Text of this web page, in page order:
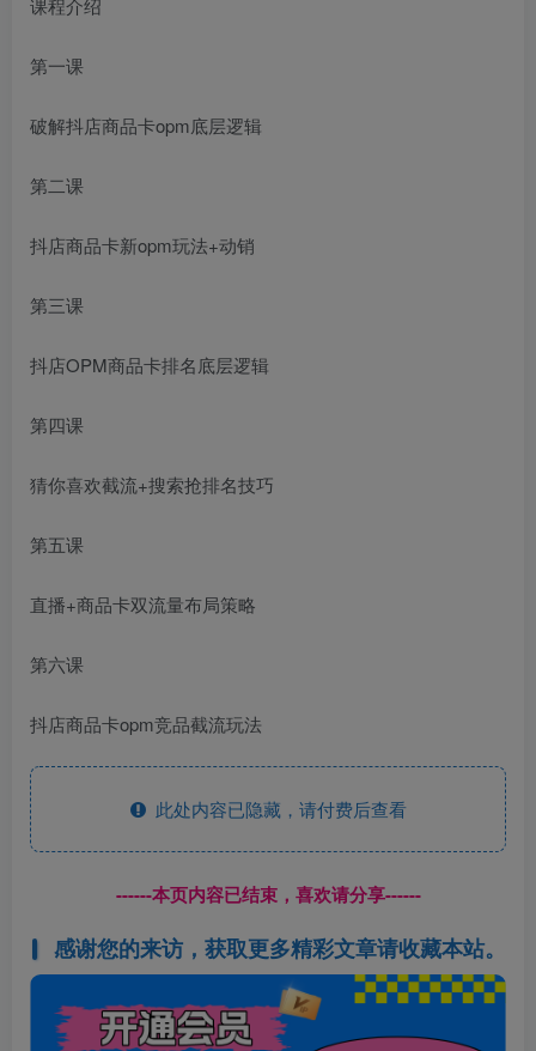
第一课
破解抖店商品卡opm底层逻辑
第二课
抖店商品卡新opm玩法+动销
第三课
抖店OPM商品卡排名底层逻辑
第四课
猜你喜欢截流+搜索抢排名技巧
第五课
直播+商品卡双流量布局策略
第六课
抖店商品卡opm竞品截流玩法
此处内容已隐藏，请付费后查看
------本页内容已结束，喜欢请分享------
感谢您的来访，获取更多精彩文章请收藏本站。